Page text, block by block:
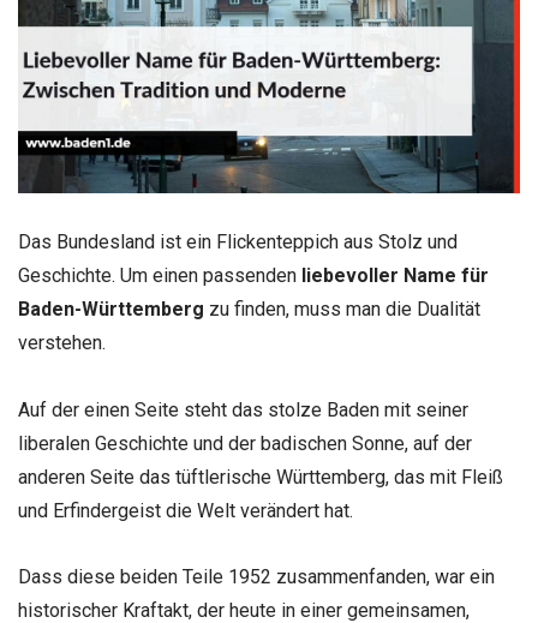
Das Bundesland ist ein Flickenteppich aus Stolz und
Geschichte. Um einen passenden liebevoller Name für
Baden-Württemberg zu finden, muss man die Dualität
verstehen.
Auf der einen Seite steht das stolze Baden mit seiner
liberalen Geschichte und der badischen Sonne, auf der
anderen Seite das tüftlerische Württemberg, das mit Fleiß
und Erfindergeist die Welt verändert hat.
Dass diese beiden Teile 1952 zusammenfanden, war ein
historischer Kraftakt, der heute in einer gemeinsamen,